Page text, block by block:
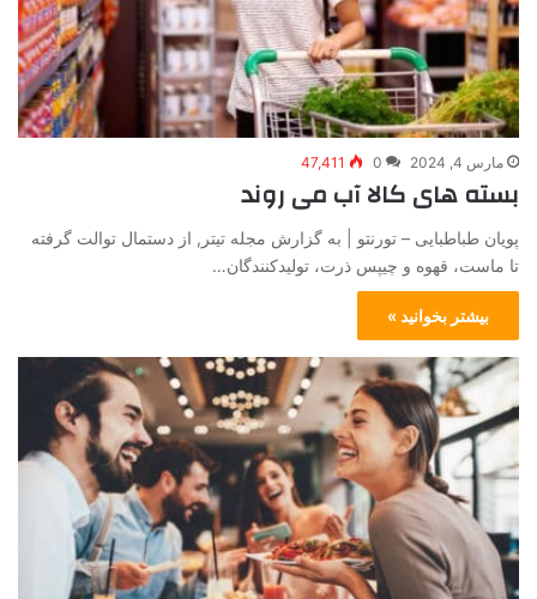
مارس 4, 2024 0
47,411
بسته های کالا آب می روند
پویان طباطبایی – تورنتو | به گزارش مجله تیتر, از دستمال توالت گرفته
تا ماست، قهوه و چیپس ذرت، تولیدکنندگان…
بیشتر بخوانید »